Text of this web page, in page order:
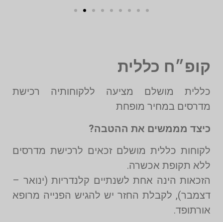
קופ״ח כללית
כללית מושלם מציעה ללקוחותיה רכישת
מדרסים במחיר מופחת
כיצד מממשים את ההטבה?
לקוחות כללית מושלם זכאים לרכישת מדרסים
ללא תקופת אכשרה.
הזכאות הינה אחת לשנתיים קלנדריות (ינואר –
דצמבר), לקבלת החזר יש להגיש הפנייה מרופא
אורתופד.